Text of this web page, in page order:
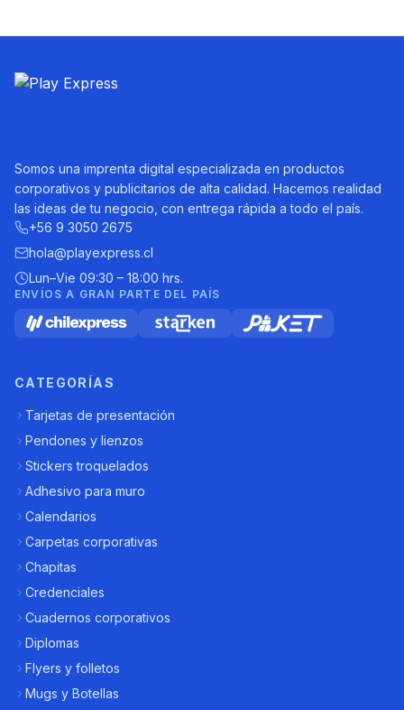
Somos una imprenta digital especializada en productos
corporativos y publicitarios de alta calidad. Hacemos realidad
las ideas de tu negocio, con entrega rápida a todo el país.
+56 9 3050 2675
hola@playexpress.cl
Lun–Vie 09:30 – 18:00 hrs.
ENVÍOS A GRAN PARTE DEL PAÍS
CATEGORÍAS
Tarjetas de presentación
Pendones y lienzos
Stickers troquelados
Adhesivo para muro
Calendarios
Carpetas corporativas
Chapitas
Credenciales
Cuadernos corporativos
Diplomas
Flyers y folletos
Mugs y Botellas